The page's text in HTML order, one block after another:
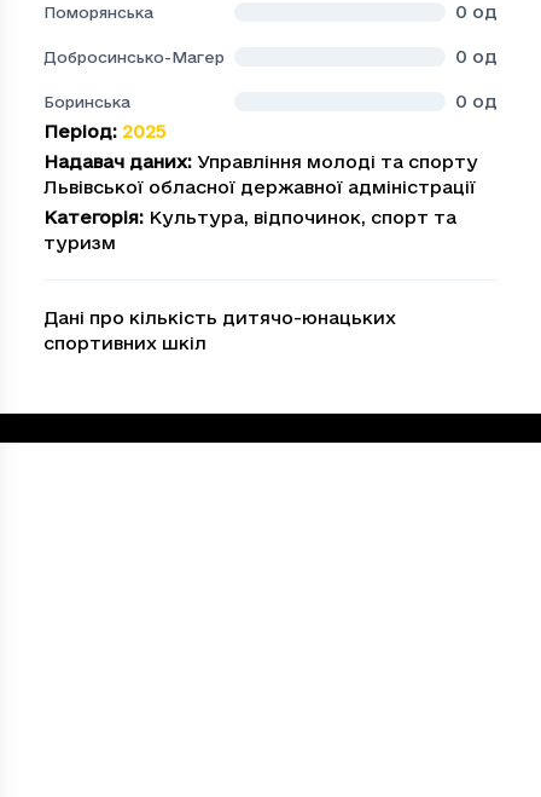
Поморянська 0 од
Добросинсько-Магерівська 0 од
Боринська 0 од
Період: 2025
Надавач даних: Управління молоді та спорту
Львівської обласної державної адміністрації
Категорія: Культура, відпочинок, спорт та
туризм
Дані про кількість дитячо-юнацьких
спортивних шкіл